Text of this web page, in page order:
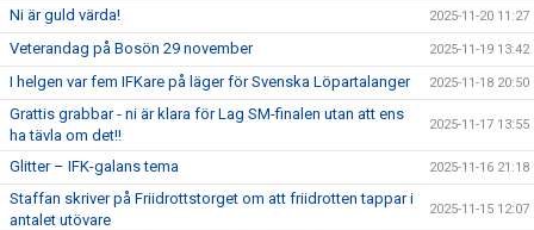
Ni är guld värda! 2025-11-20 11:27
Veterandag på Bosön 29 november 2025-11-19 13:42
I helgen var fem IFKare på läger för Svenska Löpartalanger 2025-11-18 20:50
Grattis grabbar - ni är klara för Lag SM-finalen utan att ens
ha tävla om det!!
2025-11-17 13:55
Glitter – IFK-galans tema 2025-11-16 21:18
Staffan skriver på Friidrottstorget om att friidrotten tappar i
antalet utövare
2025-11-15 12:07